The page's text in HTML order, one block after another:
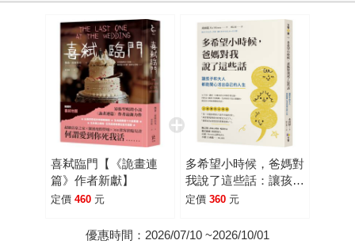
認識」「怎麼在一起」「怎麼想結婚」一堆疑惑，然而還來
不及釐清就有更讓人倉皇失措的消息──即將成為「一家人」
的親家竟然富有到直接認識老爸任職公司的頂層大老闆！
（約莫像是知道自家孩子在當工程師，可是萬萬沒想到要跟
市值前五十大上市公司老闆變親家。） 不過，這一切還只是
「驚」「喜」的起點。 真正的重頭戲是在喜宴上。也因此作
高、浮誇係數破表的場地，一如我們在媒體上，靠著狗仔八
卦記者KOL分享才窺見明星或是富貴人家的小島、海灘、古
畔森林圍繞、具歷史意義的家族「夏日營地」，可容納賓客
喜弒臨門【《詭畫連
篇》作者新獻】
定價 460 元
多希望小時候，爸媽對
我說了這些話：讓孩子
和大人都能開心活出自
定價 360 元
優惠時間：2026/07/10 ~2026/10/01